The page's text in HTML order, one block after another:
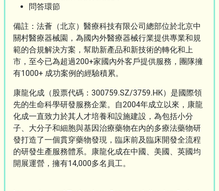
問答環節
備註：法薈（北京）醫療科技有限公司總部位於北京中
關村醫療器械園，為國內外醫療器械行業提供專業和規
範的合規解決方案，幫助新產品和新技術的轉化和上
市，至今已為超過200+家國內外客戶提供服務，團隊擁
有1000+ 成功案例的經驗積累。
康龍化成（股票代碼：300759.SZ/3759.HK）是國際領
先的生命科學研發服務企業。自2004年成立以來，康龍
化成一直致力於其人才培養和設施建設，為包括小分
子、大分子和細胞與基因治療藥物在內的多療法藥物研
發打造了一個貫穿藥物發現，臨床前及臨床開發全流程
的研發生產服務體系。康龍化成在中國、美國、英國均
開展運營，擁有14,000多名員工。